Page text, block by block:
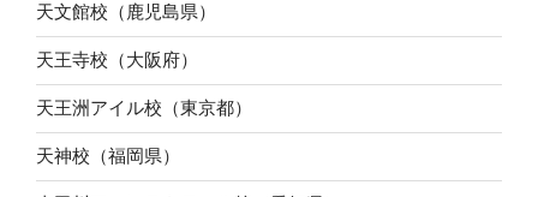
天文館校（鹿児島県）
天王寺校（大阪府）
天王洲アイル校（東京都）
天神校（福岡県）